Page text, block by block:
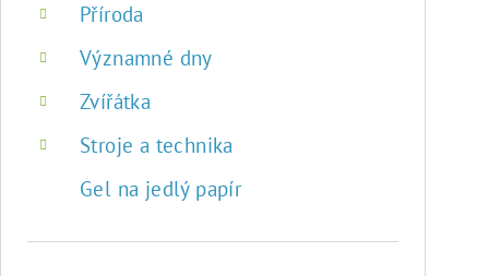
Příroda
Významné dny
Zvířátka
Stroje a technika
Gel na jedlý papír